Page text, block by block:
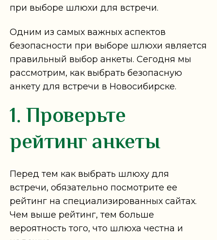
при выборе шлюхи для встречи.
Одним из самых важных аспектов
безопасности при выборе шлюхи является
правильный выбор анкеты. Сегодня мы
рассмотрим, как выбрать безопасную
анкету для встречи в Новосибирске.
1. Проверьте
рейтинг анкеты
Перед тем как выбрать шлюху для
встречи, обязательно посмотрите ее
рейтинг на специализированных сайтах.
Чем выше рейтинг, тем больше
вероятность того, что шлюха честна и